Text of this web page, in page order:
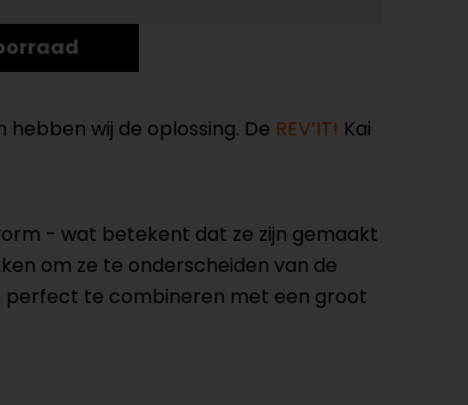
wij de oplossing. De REV’IT! Kai
- wat betekent dat ze zijn gemaakt
om ze te onderscheiden van de
perfect te combineren met een groot